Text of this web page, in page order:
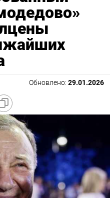
Обновлено: 29.01.2026